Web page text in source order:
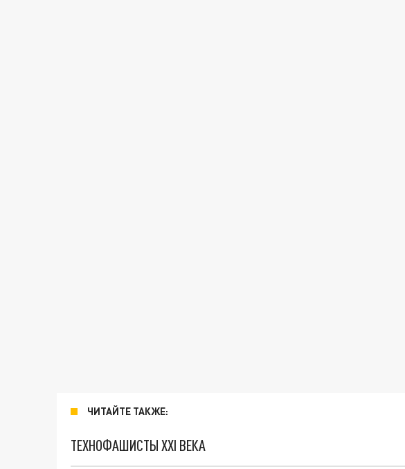
ЧИТАЙТЕ ТАКЖЕ:
ТЕХНОФАШИСТЫ XXI ВЕКА